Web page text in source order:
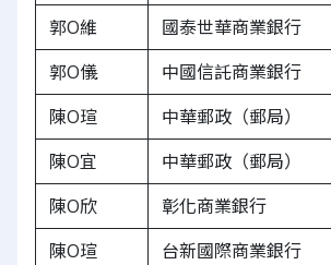
郭O維
國泰世華商業銀行
郭O儀
中國信託商業銀行
陳O瑄
中華郵政（郵局）
陳O宜
中華郵政（郵局）
陳O欣
彰化商業銀行
陳O瑄
台新國際商業銀行